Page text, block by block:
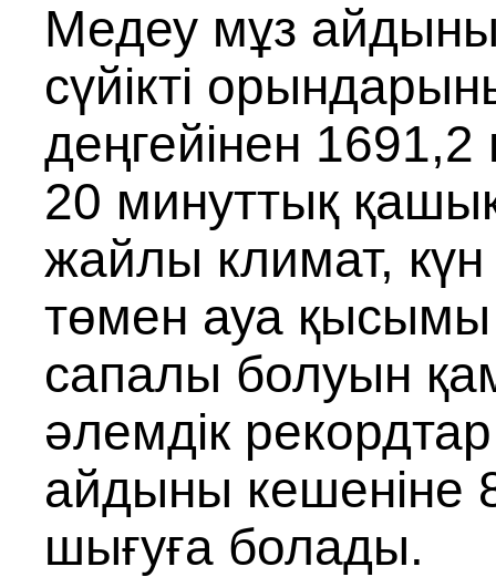
Медеу мұз
сүйікті
деңгейінен
20 минуттық
жайлы климат,
төмен ауа
сапалы болуын
әлемдік
айдыны кешеніне
шығуға болады.